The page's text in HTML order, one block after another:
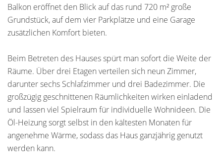
Balkon eröffnet den Blick auf das rund 720 m² große
Grundstück, auf dem vier Parkplätze und eine Garage
zusätzlichen Komfort bieten.
Beim Betreten des Hauses spürt man sofort die Weite der
Räume. Über drei Etagen verteilen sich neun Zimmer,
darunter sechs Schlafzimmer und drei Badezimmer. Die
großzügig geschnittenen Räumlichkeiten wirken einladend
und lassen viel Spielraum für individuelle Wohnideen. Die
Öl-Heizung sorgt selbst in den kältesten Monaten für
angenehme Wärme, sodass das Haus ganzjährig genutzt
werden kann.